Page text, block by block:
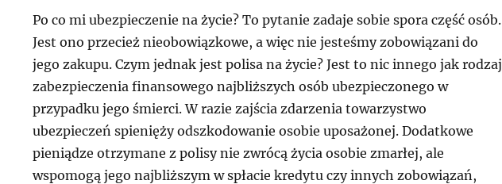
Po co mi ubezpieczenie na życie? To pytanie zadaje sobie spora część osób.
Jest ono przecież nieobowiązkowe, a więc nie jesteśmy zobowiązani do
jego zakupu. Czym jednak jest polisa na życie? Jest to nic innego jak rodzaj
zabezpieczenia finansowego najbliższych osób ubezpieczonego w
przypadku jego śmierci. W razie zajścia zdarzenia towarzystwo
ubezpieczeń spienięży odszkodowanie osobie uposażonej. Dodatkowe
pieniądze otrzymane z polisy nie zwrócą życia osobie zmarłej, ale
wspomogą jego najbliższym w spłacie kredytu czy innych zobowiązań,